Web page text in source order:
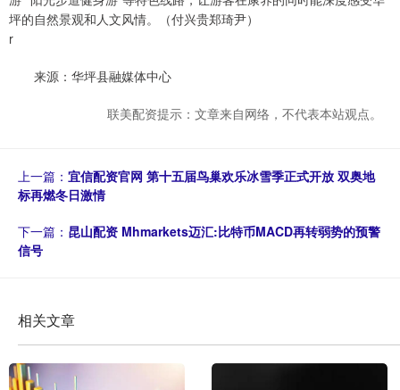
坪的自然景观和人文风情。（付兴贵郑琦尹）
r
来源：华坪县融媒体中心
联美配资提示：文章来自网络，不代表本站观点。
上一篇： 宜信配资官网 第十五届鸟巢欢乐冰雪季正式开放 双奥地
标再燃冬日激情
下一篇： 昆山配资 Mhmarkets迈汇:比特币MACD再转弱势的预警
信号
相关文章